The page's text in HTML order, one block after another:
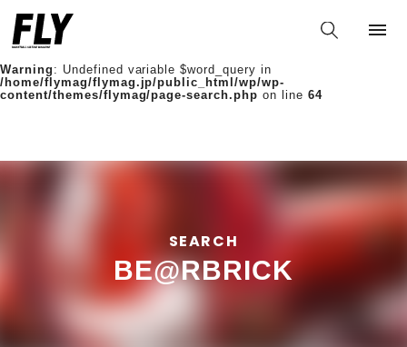
Warning: Undefined variable $words in
/home/flymag/flymag.jp/public_html/wp/wp-
content/themes/flymag/page-search.php
Warning : Undefined variable $word_query in
/home/flymag/flymag.jp/public_html/wp/wp-
content/themes/flymag/page-search.php on line 64
SEARCH
BE@RBRICK